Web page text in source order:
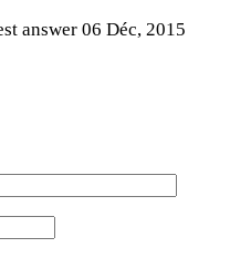
answer 06 Déc, 2015